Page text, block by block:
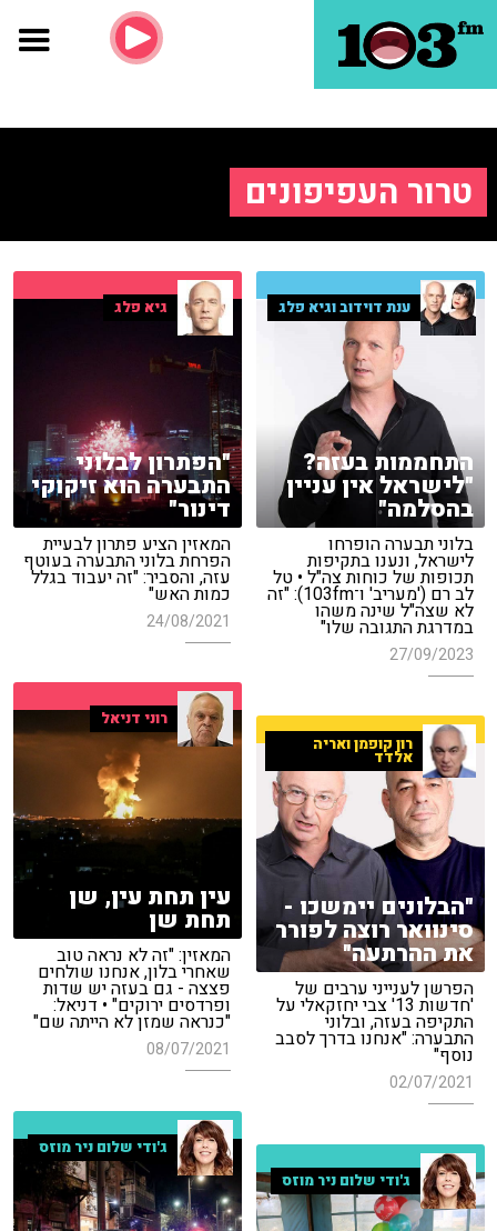
טרור העפיפונים
ענת דוידוב וגיא פלג
התחממות בעזה?
"לישראל אין עניין
בהסלמה"
בלוני תבערה הופרחו
לישראל, ונענו בתקיפות
תכופות של כוחות צה"ל • טל
לב רם ('מעריב' ו־103fm): "זה
לא שצה"ל שינה משהו
במדרגת התגובה שלו"
27/09/2023
גיא פלג
"הפתרון לבלוני
התבערה הוא זיקוקי
דינור"
המאזין הציע פתרון לבעיית
הפרחת בלוני התבערה בעוטף
עזה, והסביר: "זה יעבוד בגלל
כמות האש"
24/08/2021
רוני דניאל
עין תחת עין, שן
תחת שן
המאזין: "זה לא נראה טוב
שאחרי בלון, אנחנו שולחים
פצצה - גם בעזה יש שדות
ופרדסים ירוקים" • דניאל:
"כנראה שמזן לא הייתה שם"
08/07/2021
רון קופמן ואריה
אלדד
"הבלונים יימשכו -
סינוואר רוצה לפורר
את ההרתעה"
הפרשן לענייני ערבים של
'חדשות 13' צבי יחזקאלי על
התקיפה בעזה, ובלוני
התבערה: "אנחנו בדרך לסבב
נוסף"
02/07/2021
ג'ודי שלום ניר מוזס
ג'ודי שלום ניר מוזס